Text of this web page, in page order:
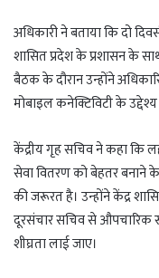
p
m
अधिकारी ने बताया कि दो
शासित प्रदेश के प्रशासन के
बैठक के दौरान उन्होंने
मोबाइल कनेक्टिविटी के
केंद्रीय गृह सचिव ने कहा कि
सेवा वितरण को बेहतर बनाने के
की जरूरत है। उन्होंने केंद्र
दूरसंचार सचिव से औपचारिक
शीघ्रता लाई जाए।